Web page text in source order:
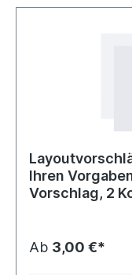
Ihren
Vorschlag, 2
Ab 3,00 €*